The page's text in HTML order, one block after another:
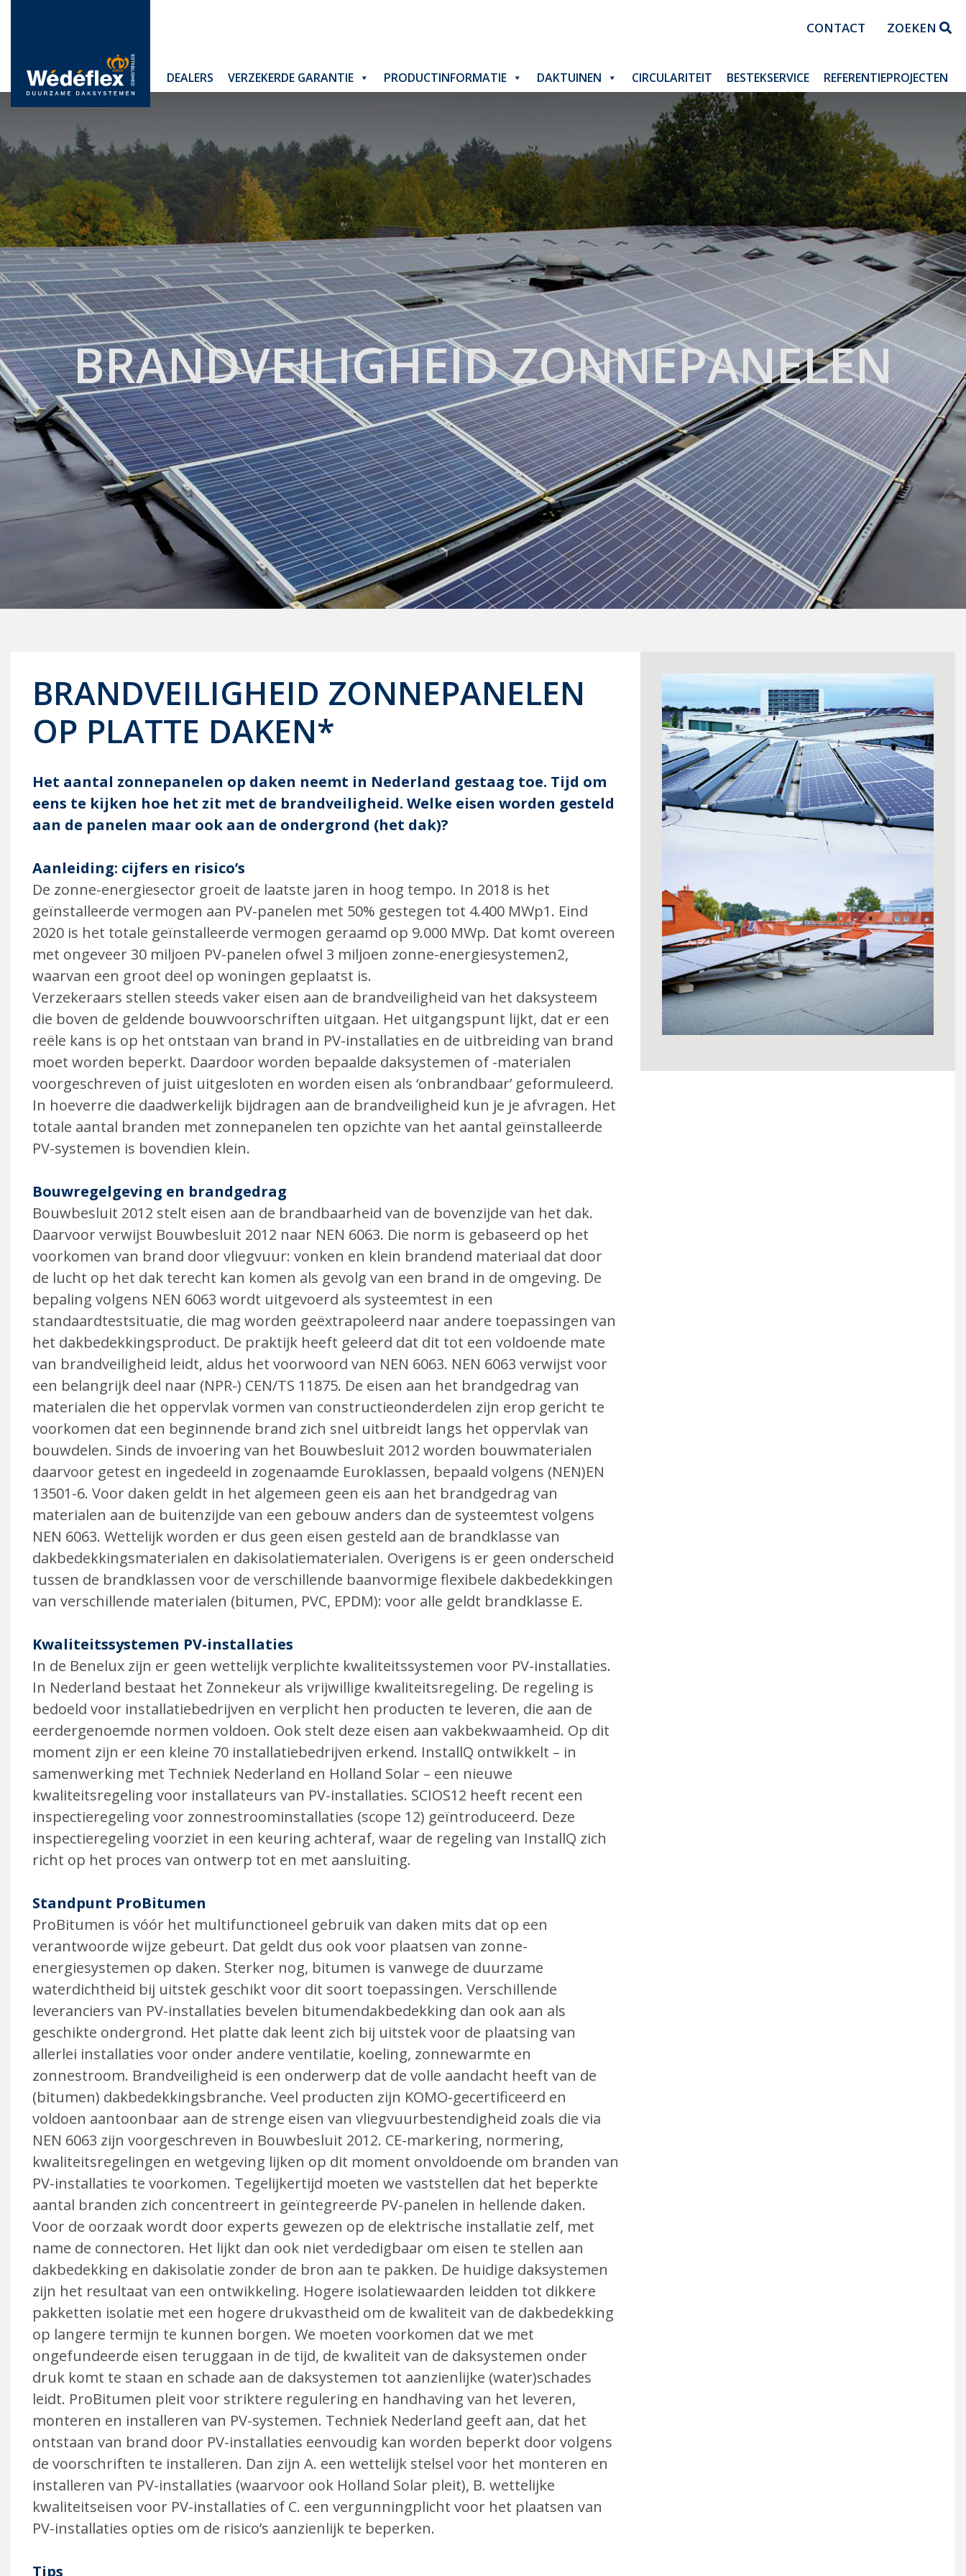
CONTACT ZOEKEN
WIJ DEALERS VERZEKERDE GARANTIE PRODUCTINFORMATIE DAKTUINEN CIRCULARITEIT BESTEKSERVICE REFERENTIEPROJECTEN
BRANDVEILIGHEID ZONNEPANELEN
BRANDVEILIGHEID ZONNEPANELEN
OP PLATTE DAKEN*
Het aantal zonnepanelen op daken neemt in Nederland gestaag toe. Tijd om
eens te kijken hoe het zit met de brandveiligheid. Welke eisen worden gesteld
aan de panelen maar ook aan de ondergrond (het dak)?
Aanleiding: cijfers en risico’s
De zonne-energiesector groeit de laatste jaren in hoog tempo. In 2018 is het
geïnstalleerde vermogen aan PV-panelen met 50% gestegen tot 4.400 MWp1. Eind
2020 is het totale geïnstalleerde vermogen geraamd op 9.000 MWp. Dat komt overeen
met ongeveer 30 miljoen PV-panelen ofwel 3 miljoen zonne-energiesystemen2,
waarvan een groot deel op woningen geplaatst is.
Verzekeraars stellen steeds vaker eisen aan de brandveiligheid van het daksysteem
die boven de geldende bouwvoorschriften uitgaan. Het uitgangspunt lijkt, dat er een
reële kans is op het ontstaan van brand in PV-installaties en de uitbreiding van brand
moet worden beperkt. Daardoor worden bepaalde daksystemen of -materialen
voorgeschreven of juist uitgesloten en worden eisen als ‘onbrandbaar’ geformuleerd.
In hoeverre die daadwerkelijk bijdragen aan de brandveiligheid kun je je afvragen. Het
totale aantal branden met zonnepanelen ten opzichte van het aantal geïnstalleerde
PV-systemen is bovendien klein.
Bouwregelgeving en brandgedrag
Bouwbesluit 2012 stelt eisen aan de brandbaarheid van de bovenzijde van het dak.
Daarvoor verwijst Bouwbesluit 2012 naar NEN 6063. Die norm is gebaseerd op het
voorkomen van brand door vliegvuur: vonken en klein brandend materiaal dat door
de lucht op het dak terecht kan komen als gevolg van een brand in de omgeving. De
bepaling volgens NEN 6063 wordt uitgevoerd als systeemtest in een
standaardtestsituatie, die mag worden geëxtrapoleerd naar andere toepas­singen van
het dakbedekkingsproduct. De praktijk heeft geleerd dat dit tot een voldoende mate
van brand­veiligheid leidt, aldus het voorwoord van NEN 6063. NEN 6063 verwijst voor
een belangrijk deel naar (NPR-) CEN/TS 11875. De eisen aan het brandgedrag van
materialen die het oppervlak vormen van constructie­onderdelen zijn erop gericht te
voor­komen dat een beginnende brand zich snel uitbreidt langs het oppervlak van
bouwdelen. Sinds de invoering van het Bouwbesluit 2012 worden bouwmate­rialen
daarvoor getest en ingedeeld in zogenaamde Euroklassen, bepaald volgens (NEN)EN
13501-6. Voor daken geldt in het algemeen geen eis aan het brandgedrag van
materialen aan de buitenzijde van een gebouw anders dan de systeemtest volgens
NEN 6063. Wettelijk worden er dus geen eisen gesteld aan de brandklasse van
dakbedekkingsmaterialen en dakisola­tiematerialen. Overigens is er geen onderscheid
tussen de brandklassen voor de verschillende baanvormige flexibele dakbedekkingen
van ver­schillende materialen (bitumen, PVC, EPDM): voor alle geldt brandklasse E.
Kwaliteitssystemen PV-installaties
In de Benelux zijn er geen wettelijk verplichte kwaliteitssystemen voor PV-installaties.
In Nederland bestaat het Zonnekeur als vrijwillige kwaliteits­regeling. De regeling is
bedoeld voor installatiebedrijven en verplicht hen producten te leveren, die aan de
eerdergenoemde normen voldoen. Ook stelt deze eisen aan vakbe­kwaamheid. Op dit
moment zijn er een kleine 70 installatiebedrijven erkend. InstallQ ontwikkelt – in
samenwerking met Techniek Nederland en Holland Solar – een nieuwe
kwaliteitsregeling voor installateurs van PV-installaties. SCIOS12 heeft recent een
inspectie­regeling voor zonnestroominstallaties (scope 12) geïntroduceerd. Deze
inspectieregeling voorziet in een keuring achteraf, waar de regeling van InstallQ zich
richt op het proces van ontwerp tot en met aansluiting.
Standpunt ProBitumen
ProBitumen is vóór het multifunctio­neel gebruik van daken mits dat op een
verantwoorde wijze gebeurt. Dat geldt dus ook voor plaatsen van zonne-
energiesystemen op daken. Sterker nog, bitumen is vanwege de duurzame
waterdichtheid bij uitstek geschikt voor dit soort toepassingen. Verschillende
leveranciers van PV-installaties bevelen bitumendak­bedekking dan ook aan als
geschikte ondergrond. Het platte dak leent zich bij uitstek voor de plaatsing van
allerlei installaties voor onder andere ven­tilatie, koeling, zonnewarmte en
zonnestroom. Brandveiligheid is een onderwerp dat de volle aandacht heeft van de
(bitumen) dakbedekkings­branche. Veel producten zijn KOMO-gecertificeerd en
voldoen aantoonbaar aan de strenge eisen van vliegvuur­bestendigheid zoals die via
NEN 6063 zijn voorgeschreven in Bouwbesluit 2012. CE-markering, normering,
kwaliteitsregelingen en wetgeving lijken op dit moment onvoldoende om branden van
PV-installaties te voor­komen. Tegelijkertijd moeten we vast­stellen dat het beperkte
aantal branden zich concentreert in geïnte­greerde PV-panelen in hellende daken.
Voor de oorzaak wordt door experts gewezen op de elektrische installatie zelf, met
name de connectoren. Het lijkt dan ook niet verdedigbaar om eisen te stellen aan
dakbedekking en dakiso­latie zonder de bron aan te pakken. De huidige daksystemen
zijn het resultaat van een ontwikkeling. Hogere isolatie­waarden leidden tot dikkere
pakketten isolatie met een hogere drukvastheid om de kwaliteit van de dakbedekking
op langere termijn te kunnen borgen. We moeten voorkomen dat we met
ongefundeerde eisen teruggaan in de tijd, de kwaliteit van de daksystemen onder
druk komt te staan en schade aan de daksystemen tot aanzienlijke (water)schades
leidt. ProBitumen pleit voor striktere regulering en handhaving van het leveren,
monteren en instal­leren van PV-systemen. Techniek Nederland geeft aan, dat het
ontstaan van brand door PV-installaties een­voudig kan worden beperkt door volgens
de voorschriften te installeren. Dan zijn A. een wettelijk stelsel voor het monteren en
installeren van PV-installaties (waarvoor ook Holland Solar pleit), B. wettelijke
kwaliteitseisen voor PV-installaties of C. een vergun­ningplicht voor het plaatsen van
PV-installaties opties om de risico’s aanzienlijk te beperken.
Tips